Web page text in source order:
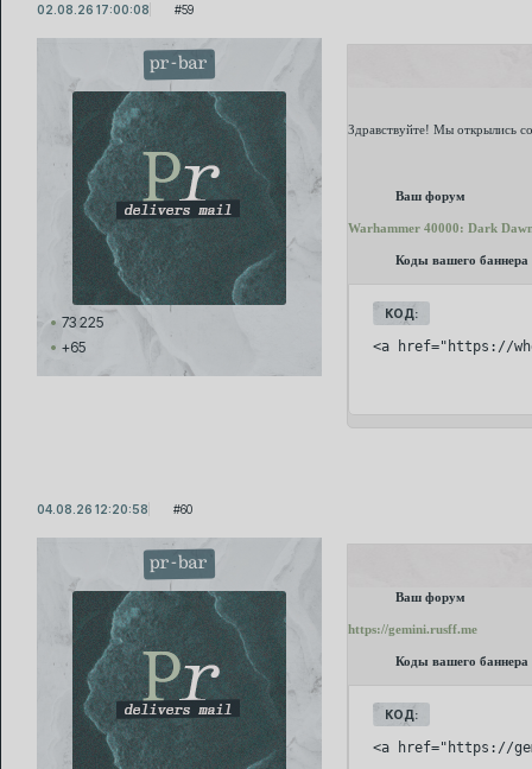
59
02.08.26 17:00:08
pr-bar
73 225
+65
Здравствуйте! Мы открылись
Ваш форум
Warhammer 40000: Dark
Коды вашего баннера
КОД:
<a href="https://
60
04.08.26 12:20:58
pr-bar
Ваш форум
https://gemini.rusff.me
Коды вашего баннера
КОД:
<a href="https://